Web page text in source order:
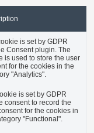
is set by GDPR
Consent plugin. The
is used to store the user
for the cookies in the
"Analytics".
is set by GDPR
consent to record the
for the cookies in
"Functional".